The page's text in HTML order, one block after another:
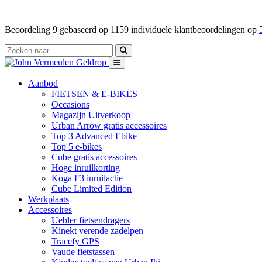
Beoordeling 9 gebaseerd op 1159 individuele klantbeoordelingen op
Aanbod
FIETSEN & E-BIKES
Occasions
Magazijn Uitverkoop
Urban Arrow gratis accessoires
Top 3 Advanced Ebike
Top 5 e-bikes
Cube gratis accessoires
Hoge inruilkorting
Koga F3 inruilactie
Cube Limited Edition
Werkplaats
Accessoires
Uebler fietsendragers
Kinekt verende zadelpen
Tracefy GPS
Vaude fietstassen